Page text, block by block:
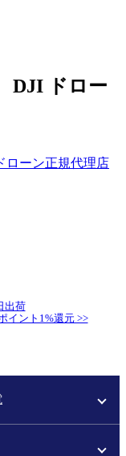
DJI ドロー
出荷
イント1%還元 >>